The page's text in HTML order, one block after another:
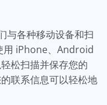
与各种移动设备和扫
用 iPhone、Android
松扫描并保存您的
联系信息可以轻松地